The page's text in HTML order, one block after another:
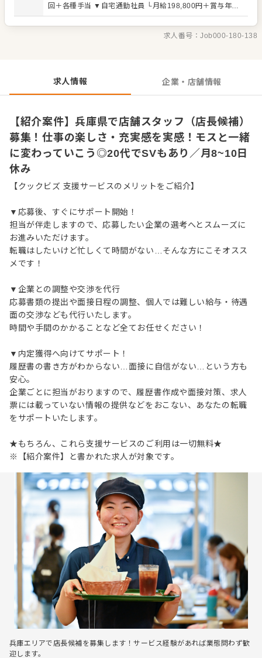
わせた業務からお任せしますので、徐々に仕事の幅を広げ
験に関わらず安心してスタートできる環境です。 ゆくゆく
はさらにステップアップなどめざせます。
回＋各種手当 ▼自宅通勤社員 └月給198,800円＋賞与年2
回＋各種手当 【試用期間】3カ月（条件変わらず） 残業代
全額支給
求人番号：Job000-180-138
求人情報 企業・店舗情報
【紹介案件】兵庫県で店舗スタッフ（店長候補）
募集！仕事の楽しさ・充実感を実感！モスと一緒
に変わっていこう◎20代でSVもあり／月8~10日
休み
【クックビズ 支援サービスのメリットをご紹介】
▼応募後、すぐにサポート開始！
担当が伴走しますので、応募したい企業の選考へとスムーズに
お進みいただけます。
転職はしたいけど忙しくて時間がない…そんな方にこそオスス
メです！
▼企業との調整や交渉を代行
応募書類の提出や面接日程の調整、個人では難しい給与・待遇
面の交渉なども代行いたします。
時間や手間のかかることなど全てお任せください！
▼内定獲得へ向けてサポート！
履歴書の書き方がわからない…面接に自信がない…という方も
安心。
企業ごとに担当がおりますので、履歴書作成や面接対策、求人
票には載っていない情報の提供などをおこない、あなたの転職
をサポートいたします。
★もちろん、これら支援サービスのご利用は一切無料★
※【紹介案件】と書かれた求人が対象です。
兵庫エリアで店長候補を募集します！サービス経験があれば業態問わず歓
迎します。